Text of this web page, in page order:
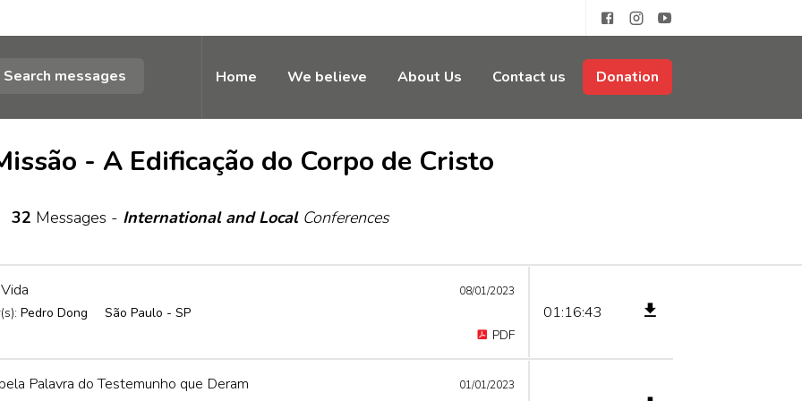
Search messages Home We believe About Us Contact us Donation
- A Edificação do Corpo de Cristo
32 Messages - International and LocalConferences
08/01/2023
Pedro Dong
São Paulo - SP
PDF
01:16:43
Palavra do Testemunho que Deram 01/01/2023